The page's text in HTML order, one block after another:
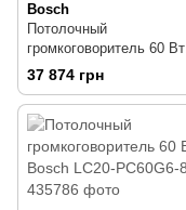
Bosch
Потолочный
громкоговоритель 60 Вт
Bosch LC20-PC60G6-6
37 874 грн